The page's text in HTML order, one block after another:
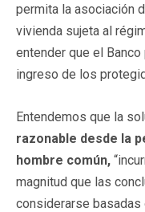
permita la asociación
vivienda sujeta al
entender que el
ingreso de los
Entendemos que la
razonable desde la
hombre común,
magnitud que las
considerarse basadas